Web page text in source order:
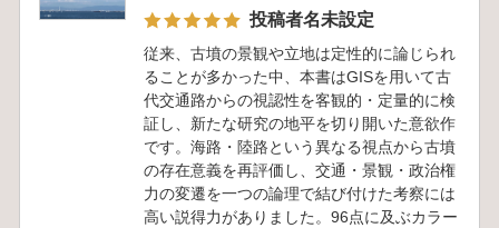
投稿者名未設定
従来、古墳の景観や立地は定性的に論じられ
ることが多かった中、本書はGISを用いて古
代交通路からの視認性を客観的・定量的に検
証し、新たな研究の地平を切り開いた意欲作
です。海路・陸路という異なる視点から古墳
の存在意義を再評価し、交通・景観・政治権
力の変遷を一つの論理で結び付けた考察には
高い説得力がありました。96点に及ぶカラー